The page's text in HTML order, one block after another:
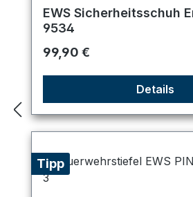
Durchschnittliche
EWS Sicherheitsschuh
9534
Regulärer Preis:
99,90 €
Details
Tipp